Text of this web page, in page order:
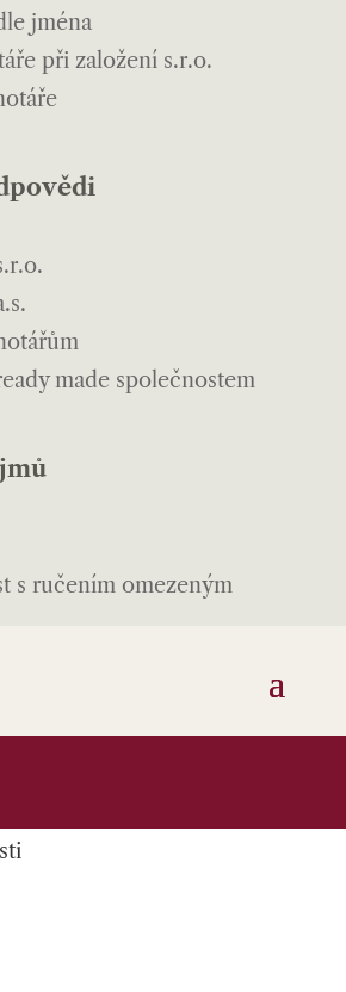
jména
při založení s.r.o.
made společnostem
s ručením omezeným